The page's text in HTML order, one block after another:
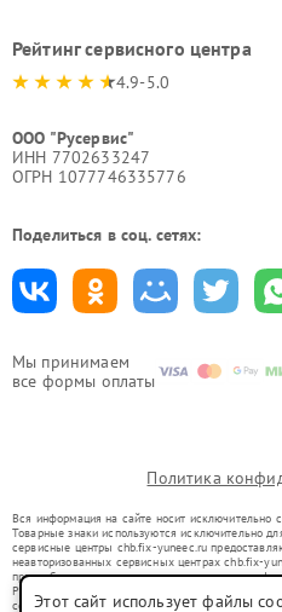
Мы принимаем
все формы оплаты
Рейтинг сервисного центра
4.9-5.0
ООО "Русервис"
ИНН 7702633247
ОГРН 1077746335776
Поделиться в соц. сетях:
Политика
Вся информация на сайте носит исключительно
Товарные знаки используются исключительно
сервисные центры chb.fix-yuneec.ru
неавторизованных сервисных центрах chb.fix-
правообладателями товарных знаков или их
Ремонт осуществляется для устройств, уже
со статьей 1487 ГК РФ.
Этот сайт использует файлы